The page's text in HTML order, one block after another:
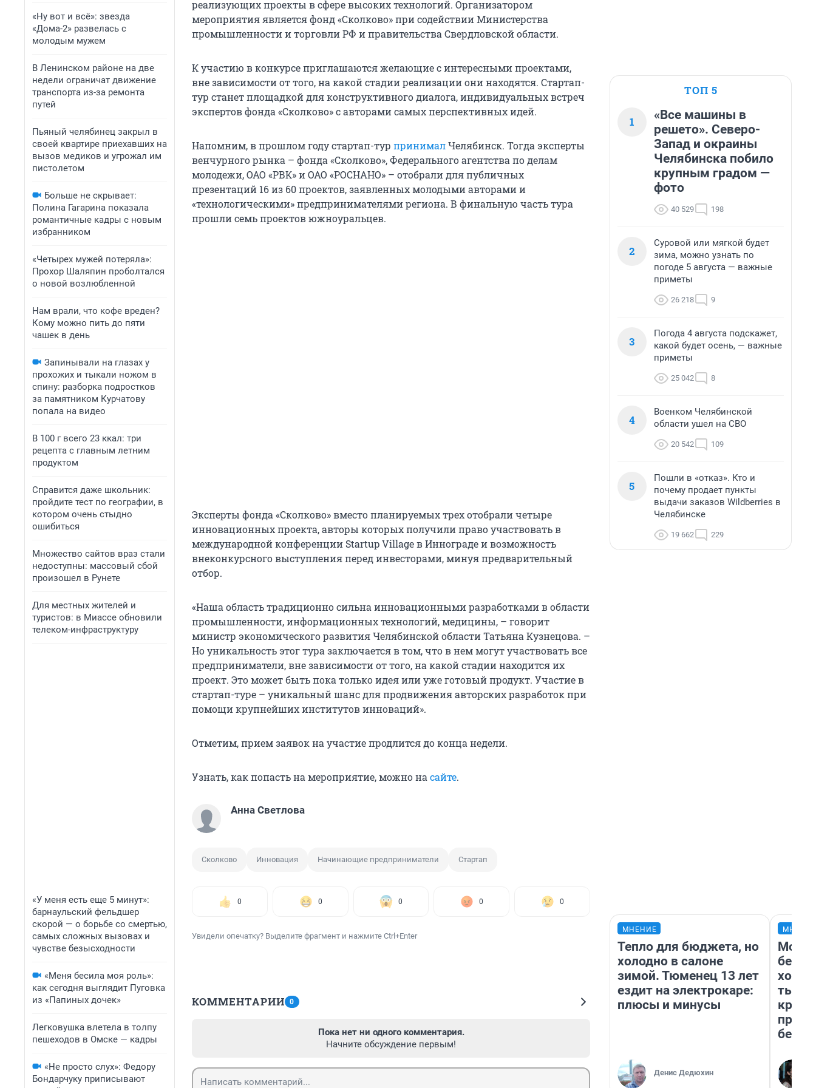
«Ну вот и всё»: звезда
«Дома-2» развелась с
молодым мужем
В Ленинском районе на две
недели ограничат движение
транспорта из-за ремонта
путей
Пьяный челябинец закрыл в
своей квартире приехавших на
вызов медиков и угрожал им
пистолетом
Больше не скрывает:
Полина Гагарина показала
романтичные кадры с новым
избранником
«Четырех мужей потеряла»:
Прохор Шаляпин проболтался
о новой возлюбленной
Нам врали, что кофе вреден?
Кому можно пить до пяти
чашек в день
Запинывали на глазах у
прохожих и тыкали ножом в
спину: разборка подростков
за памятником Курчатову
попала на видео
В 100 г всего 23 ккал: три
рецепта с главным летним
продуктом
Справится даже школьник:
пройдите тест по географии, в
котором очень стыдно
ошибиться
Множество сайтов враз стали
недоступны: массовый сбой
произошел в Рунете
Для местных жителей и
туристов: в Миассе обновили
телеком-инфраструктуру
«У меня есть еще 5 минут»:
барнаульский фельдшер
скорой — о борьбе со смертью,
самых сложных вызовах и
чувстве безысходности
«Меня бесила моя роль»:
как сегодня выглядит Пуговка
из «Папиных дочек»
Легковушка влетела в толпу
пешеходов в Омске — кадры
«Не просто слух»: Федору
Бондарчуку приписывают
реализующих проекты в сфере высоких технологий. Организатором
мероприятия является фонд «Сколково» при содействии Министерства
промышленности и торговли РФ и правительства Свердловской области.
К участию в конкурсе приглашаются желающие с интересными проектами,
вне зависимости от того, на какой стадии реализации они находятся. Стартап-
тур станет площадкой для конструктивного диалога, индивидуальных встреч
экспертов фонда «Сколково» с авторами самых перспективных идей.
Напомним, в прошлом году стартап-тур принималЧелябинск. Тогда эксперты
венчурного рынка – фонда «Сколково», Федерального агентства по делам
молодежи, ОАО «РВК» и ОАО «РОСНАНО» – отобрали для публичных
презентаций 16 из 60 проектов, заявленных молодыми авторами и
«технологическими» предпринимателями региона. В финальную часть тура
прошли семь проектов южноуральцев.
Эксперты фонда «Сколково» вместо планируемых трех отобрали четыре
инновационных проекта, авторы которых получили право участвовать в
международной конференции Startup Village в Иннограде и возможность
внеконкурсного выступления перед инвесторами, минуя предварительный
отбор.
«Наша область традиционно сильна инновационными разработками в области
промышленности, информационных технологий, медицины, – говорит
министр экономического развития Челябинской области Татьяна Кузнецова. –
Но уникальность этог тура заключается в том, что в нем могут участвовать все
предприниматели, вне зависимости от того, на какой стадии находится их
проект. Это может быть пока только идея или уже готовый продукт. Участие в
стартап-туре – уникальный шанс для продвижения авторских разработок при
помощи крупнейших институтов инноваций».
Отметим, прием заявок на участие продлится до конца недели.
Узнать, как попасть на мероприятие, можно на сайте.
Анна Светлова
Сколково Инновация Начинающие предприниматели Стартап
0 0 0 0 0
Увидели опечатку? Выделите фрагмент и нажмите Ctrl+Enter
КОММЕНТАРИИ 0
Пока нет ни одного комментария.
Начните обсуждение первым!
ТОП 5
1
«Все машины в
решето». Северо-
Запад и окраины
Челябинска побило
крупным градом —
фото
40 529 198
2
Суровой или мягкой будет
зима, можно узнать по
погоде 5 августа — важные
приметы
26 218 9
3
Погода 4 августа подскажет,
какой будет осень, — важные
приметы
25 042 8
4
Военком Челябинской
области ушел на СВО
20 542 109
5
Пошли в «отказ». Кто и
почему продает пункты
выдачи заказов Wildberries в
Челябинске
19 662 229
МНЕНИЕ
Тепло для бюджета, но
холодно в салоне
зимой. Тюменец 13 лет
ездит на электрокаре:
плюсы и минусы
Денис Дедюхин
Мой